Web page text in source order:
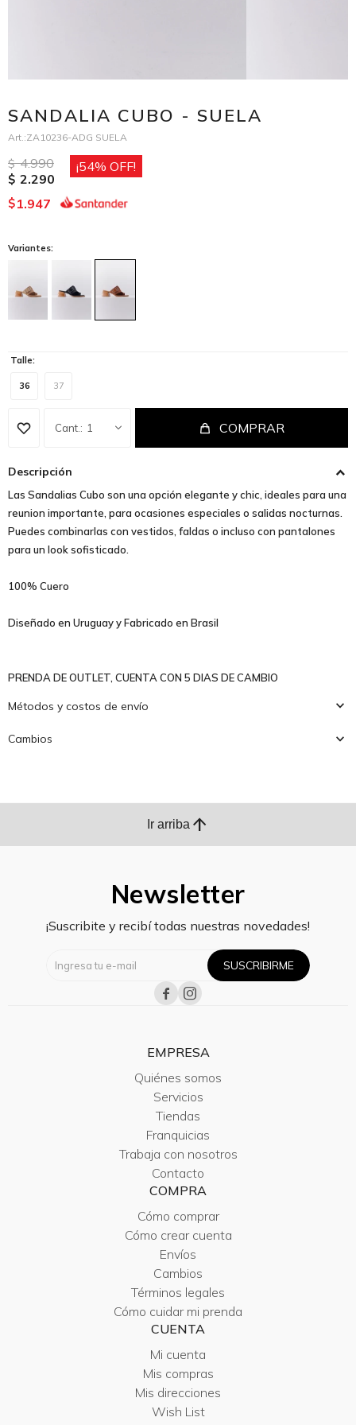
SANDALIA CUBO - SUELA
ZA10236-ADG SUELA
$ 4.990
$ 2.290
54
$1.947
Variantes:
Talle:
36 37
1 COMPRAR
Descripción
Las Sandalias Cubo son una opción elegante y chic, ideales para una
reunion importante, para ocasiones especiales o salidas nocturnas.
Puedes combinarlas con vestidos, faldas o incluso con pantalones
para un look sofisticado.
100% Cuero
Diseñado en Uruguay y Fabricado en Brasil
PRENDA DE OUTLET, CUENTA CON 5 DIAS DE CAMBIO
Métodos y costos de envío
Cambios
Ir arriba arrow_upward
Newsletter
¡Suscribite y recibí todas nuestras novedades!
SUSCRIBIRME
 
EMPRESA
Quiénes somos
Servicios
Tiendas
Franquicias
Trabaja con nosotros
Contacto
COMPRA
Cómo comprar
Cómo crear cuenta
Envíos
Cambios
Términos legales
Cómo cuidar mi prenda
CUENTA
Mi cuenta
Mis compras
Mis direcciones
Wish List